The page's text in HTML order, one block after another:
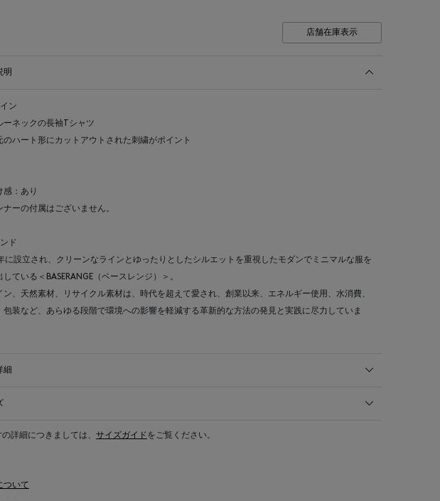
店舗在庫表示
明
ン
ーネックの長袖Tシャツ
のハート形にカットアウトされた刺繍がポイント
感：あり
ーの付属はございません。
ド
に設立され、クリーンなラインとゆったりとしたシルエットを重視したモダンでミニマルな服を
している＜BASERANGE（ベースレンジ）＞。
ン、天然素材、リサイクル素材は、時代を超えて愛され、創業以来、エネルギー使用、水消費、
包装など、あらゆる段階で環境への影響を軽減する革新的な方法の発見と実践に尽力していま
細
詳細につきましては、 サイズガイドをご覧ください。
ついて